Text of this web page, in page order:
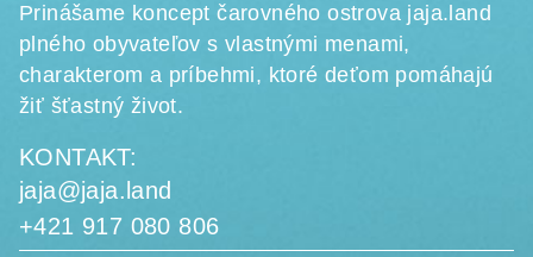
Prinášame koncept čarovného ostrova jaja.land
plného obyvateľov s vlastnými menami,
charakterom a príbehmi, ktoré deťom pomáhajú
žiť šťastný život.
KONTAKT:
jaja@jaja.land
+421 917 080 806